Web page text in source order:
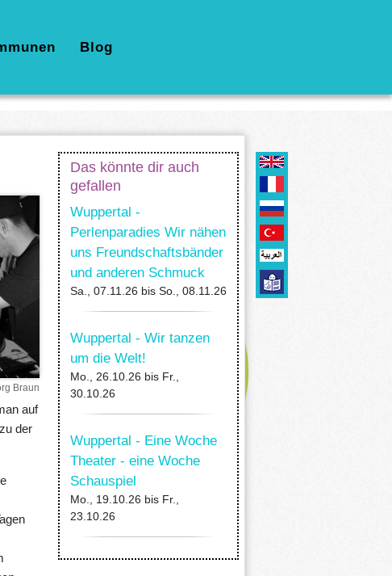
Blog
Braun
auf
der
Das könnte dir auch
gefallen
Wuppertal -
Perlenparadies Wir nähen
uns Freundschaftsbänder
und anderen Schmuck
Sa., 07.11.26 bis So., 08.11.26
Wuppertal - Wir tanzen
um die Welt!
Mo., 26.10.26 bis Fr.,
30.10.26
Wuppertal - Eine Woche
Theater - eine Woche
Schauspiel
Mo., 19.10.26 bis Fr.,
23.10.26